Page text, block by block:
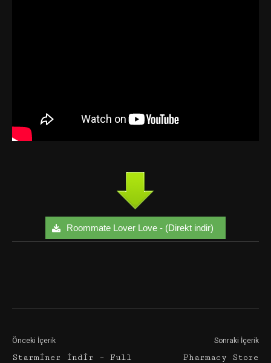
Roommate Lover Love - (Direkt indir)
Önceki İçerik
Starminer İndir – Full
Sonraki İçerik
Pharmacy Store